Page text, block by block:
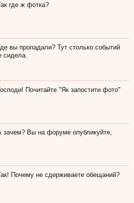
где ж фотка?
вы пропадали? Тут столько событий
сидела.
Почитайте "Як запостити фото"
зачем? Вы на форуме опубликуйте,
Почему не сдерживаете обещаний?